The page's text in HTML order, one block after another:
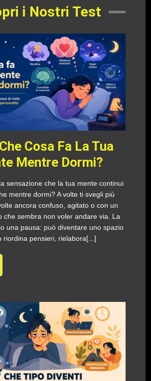
i Nostri Test
Cosa Fa La Tua
Mentre Dormi?
sensazione che la tua mente continui
mentre dormi? A volte ti svegli più
ancora confuso, agitato o con un
che sembra non voler andare via. La
una pausa: può diventare uno spazio
riordina pensieri, rielabora[...]